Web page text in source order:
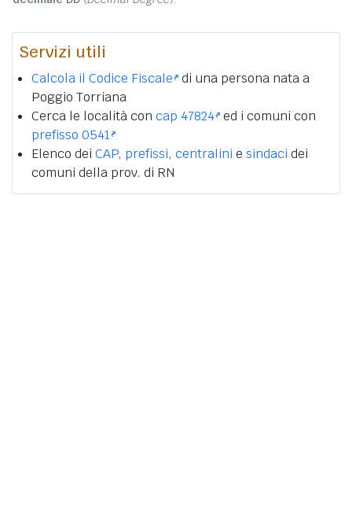
Servizi utili
Calcola il Codice Fiscale di una persona nata a
Poggio Torriana
Cerca le località con cap 47824 ed i comuni con
prefisso 0541
Elenco dei CAP, prefissi, centralini e sindaci dei
comuni della prov. di RN